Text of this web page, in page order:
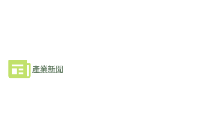
產業新聞